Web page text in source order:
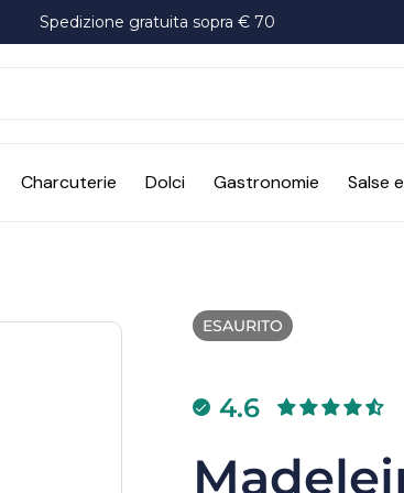
Spedizione gratuita sopra € 70
Charcuterie Dolci Gastronomie Salse
ESAURITO
4.6